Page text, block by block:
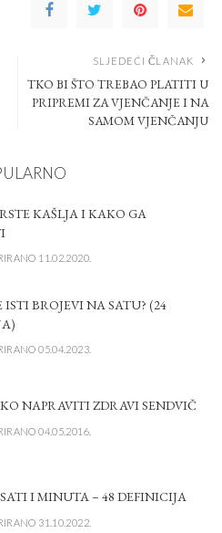
SLJEDEĆI ČLANAK
TKO BI ŠTO TREBAO PLATITI U
PRIPREMI ZA VJENČANJE I NA
SAMOM VJENČANJU
KAŠLJA I KAKO GA
11.02.2020.
ISTI BROJEVI NA SATU? (24
05.04.2023.
NAPRAVITI ZDRAVI SENDVIČ
04.05.2016.
I MINUTA – 48 DEFINICIJA
31.10.2022.